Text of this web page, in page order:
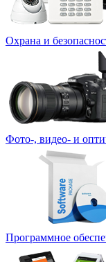
Охрана и
Фото-, видео- и
Программное